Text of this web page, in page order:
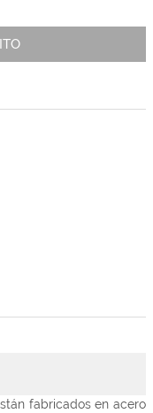
fabricados en acero